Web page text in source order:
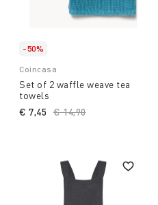
-50%
Coincasa
Set of 2 waffle weave tea
towels
Price reduced from
€ 14,90to
€ 7,45